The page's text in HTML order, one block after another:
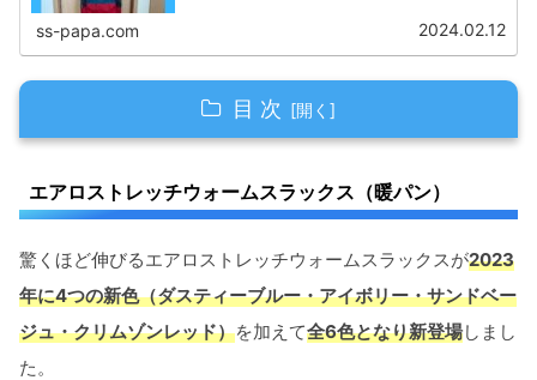
ss-papa.com 2024.02.12
目 次
WORKMAN eco REBORN
驚くほどの伸びる！
秋シーズン向けの暖パンとしてちょうどいい
エアロストレッチウォームスラックス（暖パン）
驚くほど伸びるエアロストレッチウォームスラックスが2023
年に4つの新色（ダスティーブルー・アイボリー・サンドベー
ジュ・クリムゾンレッド）を加えて全6色となり新登場しまし
た。